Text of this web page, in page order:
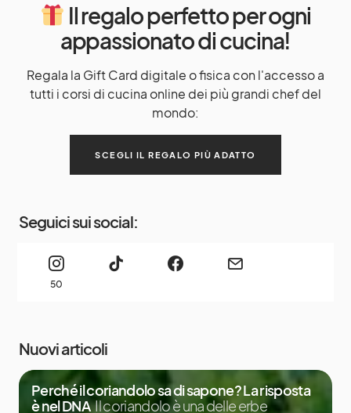
Il regalo perfetto per ogni
appassionato di cucina!
Regala la Gift Card digitale o fisica con l'accesso a
tutti i corsi di cucina online dei più grandi chef del
mondo:
SCEGLI IL REGALO PIÙ ADATTO
Seguici sui social:
50
Nuovi articoli
Perché il coriandolo sa di sapone? La risposta
è nel DNA Il coriandolo è una delle erbe